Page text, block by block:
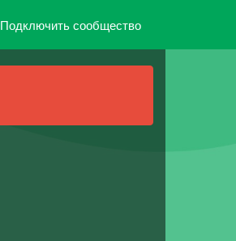
Подключить сообщество